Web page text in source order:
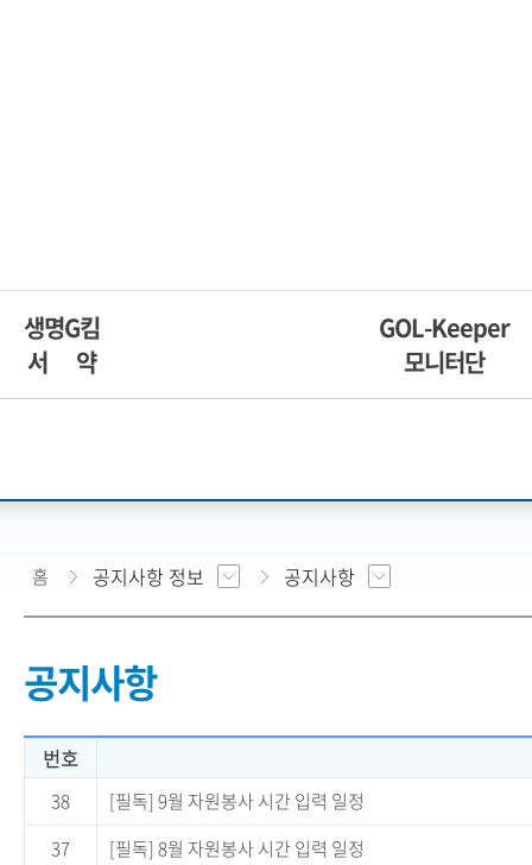
생명G킴
서 약
GOL-Keeper
모니터단
홈 공지사항 정보 공지사항
공지사항
번호
38
[필독] 9월 자원봉사 시간 입력 일정
37
[필독] 8월 자원봉사 시간 입력 일정